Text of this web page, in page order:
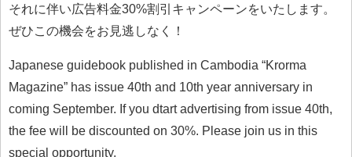
それに伴い広告料金30%割引キャンペーンをいたします。
ぜひこの機会をお見逃しなく！
Japanese guidebook published in Cambodia “Krorma
Magazine” has issue 40th and 10th year anniversary in
coming September. If you dtart advertising from issue 40th,
the fee will be discounted on 30%. Please join us in this
special opportunity.